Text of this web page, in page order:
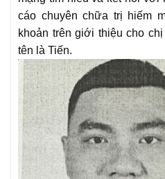
cáo chuyên chữa trị hiếm
khoản trên giới thiệu cho
tên là Tiến.